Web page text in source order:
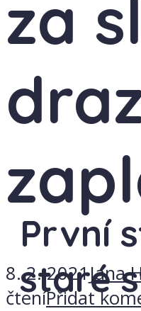
za
8. 2. 2021Jana
čteníPřidat
První
staré